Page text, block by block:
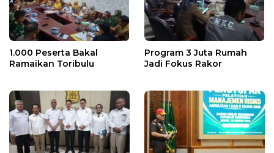
1.000 Peserta Bakal
Ramaikan Toribulu
Program 3 Juta Rumah
Jadi Fokus Rakor